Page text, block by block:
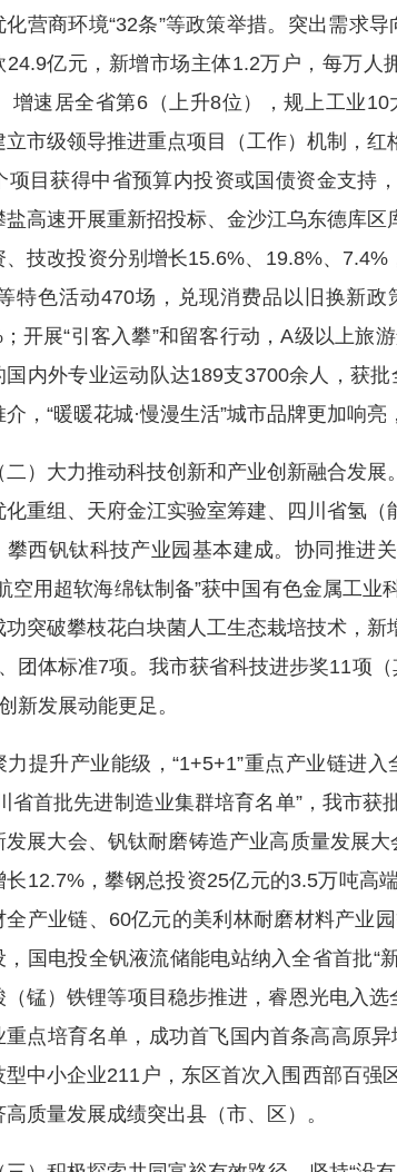
化营商环境“32条”等政策举措。突出需求
24.9亿元，新增市场主体1.2万户，每万
增速居全省第6（上升8位），规上工业
立市级领导推进重点项目（工作）机制，
项目获得中省预算内投资或国债资金支持
盐高速开展重新招投标、金沙江乌东德库
、技改投资分别增长15.6%、19.8%、
特色活动470场，兑现消费品以旧换新
开展“引客入攀”和留客行动，A级以上旅
国内外专业运动队达189支3700余人，获
，“暖暖花城·慢漫生活”城市品牌更加响亮
大力推动科技创新和产业创新融合发展
化重组、天府金江实验室筹建、四川省氢
攀西钒钛科技产业园基本建成。协同推进
空用超软海绵钛制备”获中国有色金属工
功突破攀枝花白块菌人工生态栽培技术，
团体标准7项。我市获省科技进步奖11项
新发展动能更足。
升产业能级，“1+5+1”重点产业链进入
省首批先进制造业集群培育名单”，我市
发展大会、钒钛耐磨铸造产业高质量发展
长12.7%，攀钢总投资25亿元的3.5万吨高
全产业链、60亿元的美利林耐磨材料产业
，国电投全钒液流储能电站纳入全省首批“
（锰）铁锂等项目稳步推进，睿恩光电入
重点培育名单，成功首飞国内首条高高原
型中小企业211户，东区首次入围西部百
高质量发展成绩突出县（市、区）。